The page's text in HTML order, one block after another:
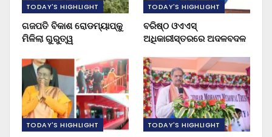
TODAY'S HIGHLIGHT
ଗଜପତି ବିକାଶ ରୋଡମ୍ୟାପ୍‌କୁ
ମିଳିଲା ଗୁରୁତ୍ୱ
TODAY'S HIGHLIGHT
ବରିଷ୍ଠ ଓଏଏସ୍‌
ଅଧିକାରୀସ୍ତରରେ ଅଦଳବଦଳ
TODAY'S HIGHLIGHT TODAY'S HIGHLIGHT